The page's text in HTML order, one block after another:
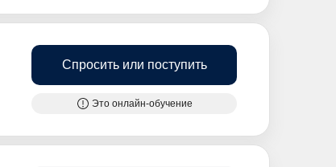
Спросить или поступить
Это онлайн-обучение